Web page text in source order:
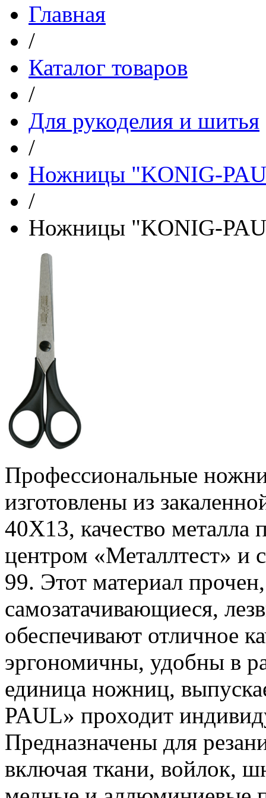
Главная
/
Каталог товаров
/
Для рукоделия и шитья
/
Ножницы "KONIG-
/
Ножницы "KONIG-
Профессиональные
изготовлены из
40Х13, качество металла
центром «Металлтест» и
99. Этот материал
самозатачивающиеся,
обеспечивают отличное
эргономичны, удобны в
единица ножниц,
PAUL» проходит
Предназначены для
включая ткани, войлок,